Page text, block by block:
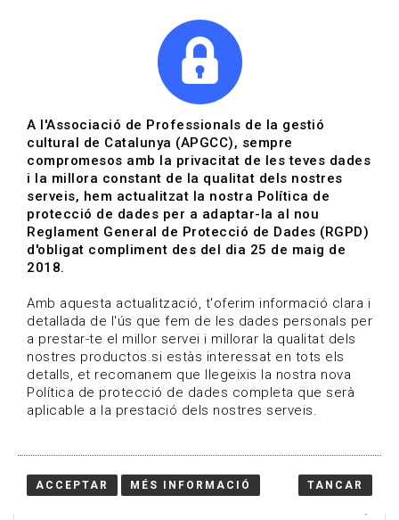
Actualitza't
Vols estar al dia?
HOME / BLOG
Estigues al dia
Convocatòries, activitats i notícies del sector de la
cultura.
A l'Associació de Professionals de la gestió
cultural de Catalunya (APGCC), sempre
compromesos amb la privacitat de les teves dades
i la millora constant de la qualitat dels nostres
serveis, hem actualitzat la nostra Política de
protecció de dades per a adaptar-la al nou
Reglament General de Protecció de Dades (RGPD)
d'obligat compliment des del dia 25 de maig de
2018.
Amb aquesta actualització, t'oferim informació clara i
detallada de l'ús que fem de les dades personals per
a prestar-te el millor servei i millorar la qualitat dels
nostres productos.si estàs interessat en tots els
detalls, et recomanem que llegeixis la nostra nova
Política de protecció de dades completa que serà
aplicable a la prestació dels nostres serveis.
ACCEPTAR MÉS INFORMACIÓ TANCAR